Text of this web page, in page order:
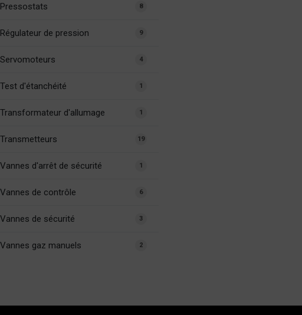
Pressostats 8
Régulateur de pression 9
Servomoteurs 4
Test d'étanchéité 1
Transformateur d'allumage 1
Transmetteurs 19
Vannes d'arrêt de sécurité 1
Vannes de contrôle 6
Vannes de sécurité 3
Vannes gaz manuels 2